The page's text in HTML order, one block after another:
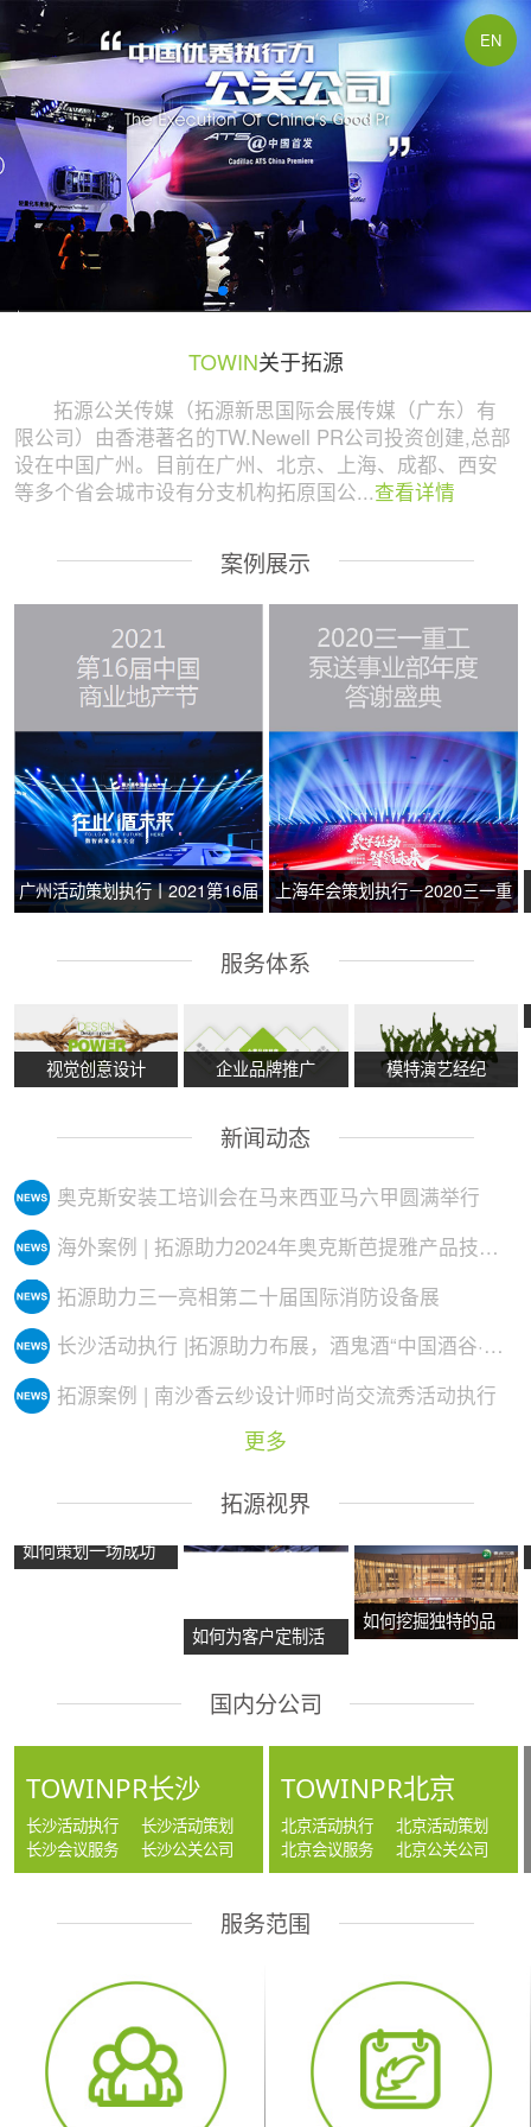
EN
广州活动策划与执行公司 | 拓源策划
TOWIN关于拓源
拓源公关传媒（拓源新思国际会展传媒（广东）有
限公司）由香港著名的TW.Newell PR公司投资创建,总部
设在中国广州。目前在广州、北京、上海、成都、西安
等多个省会城市设有分支机构拓原国公...查看详情
案例展示
广州活动策划执行丨2021第16届
上海年会策划执行－2020三一重
服务体系
视觉创意设计 企业品牌推广 模特演艺经纪
新闻动态
奥克斯安装工培训会在马来西亚马六甲圆满举行
海外案例 | 拓源助力2024年奥克斯芭提雅产品技术培训会议圆满举行
拓源助力三一亮相第二十届国际消防设备展
长沙活动执行 |拓源助力布展，酒鬼酒“中国酒谷·湘西影像艺术展”落地
拓源案例 | 南沙香云纱设计师时尚交流秀活动执行
更多
拓源视界
如何策划一场成功
如何为客户定制活
如何挖掘独特的品
国内分公司
TOWINPR长沙
长沙活动执行
长沙活动策划
长沙会议服务
长沙公关公司
TOWINPR北京
北京活动执行
北京活动策划
北京会议服务
北京公关公司
服务范围